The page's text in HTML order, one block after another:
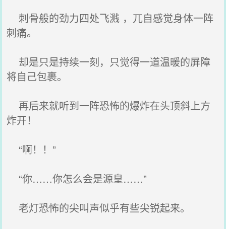
刺骨般的劲力四处飞溅 ，兀自感觉身体一阵
刺痛。
却是只是持续一刻，只觉得一道温暖的屏障
将自己包裹。
再后来就听到一阵恐怖的爆炸在头顶斜上方
炸开！
“啊！！”
“你……你怎么会是源皇……”
老灯恐怖的尖叫声似乎有些尖锐起来。